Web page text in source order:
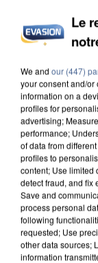
INCENDIES :
DE
Le
We and our (447)
your consent and/or
information on a
profiles for
advertising;
performance;
of data from
profiles to
content; Use limited
detect fraud, and fix
Save and
process personal
following
requested; Use
other data sources;
information